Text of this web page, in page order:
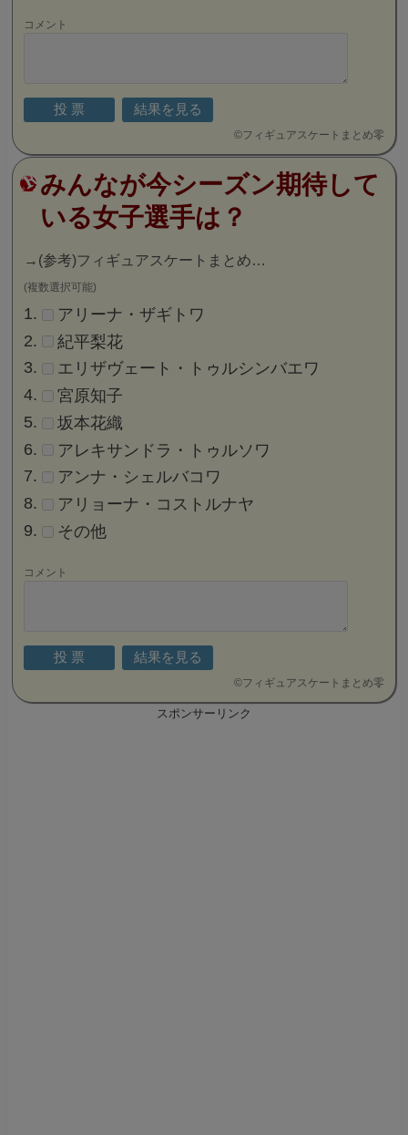
コメント
©フィギュアスケートまとめ零
みんなが今シーズン期待して
いる女子選手は？
→ (参考)フィギュアスケートまとめ…
(複数選択可能)
アリーナ・ザギトワ
紀平梨花
エリザヴェート・トゥルシンバエワ
宮原知子
坂本花織
アレキサンドラ・トゥルソワ
アンナ・シェルバコワ
アリョーナ・コストルナヤ
その他
コメント
©フィギュアスケートまとめ零
スポンサーリンク